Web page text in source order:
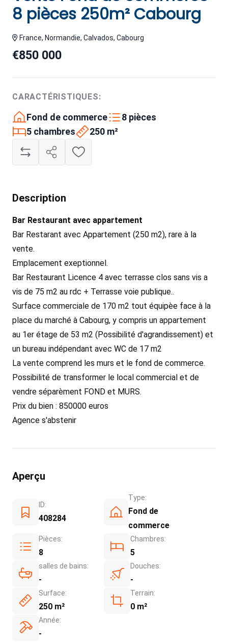
8 pièces 250m² Cabourg
France, Normandie, Calvados, Cabourg
€850 000
CARACTÉRISTIQUES:
Fond de commerce
8 pièces
5 chambres
250 m²
Description
Bar Restaurant avec appartement
Bar Restarant avec Appartement (250 m2), rare à la
vente.
Emplacement exeptionnel.
Bar Restaurant Licence 4 avec terrasse clos sans vis a
vis de 75 m2 au rdc + Terrasse voie publique..
Surface commerciale de 170 m2 tout équipèe face à la
place du marché à Cabourg, y compris un appartement
au 1er étage de 53 m2 (Possibilité d'agrandissement) et
un bureau indépendant avec WC de 17 m2
La vente comprend les murs et le fond de commerce.
Possibilité de transformer le local commercial et de
vendre séparèment FOND et MURS.
Prix du bien : 850000 euros
Agence s'abstenir
Aperçu
ID:
408284
Type:
Fond de
commerce
Pièces:
8
Chambres:
5
salles de bains:
-
Douches:
-
Surface:
250 m²
Terrain:
0 m²
Année:
-